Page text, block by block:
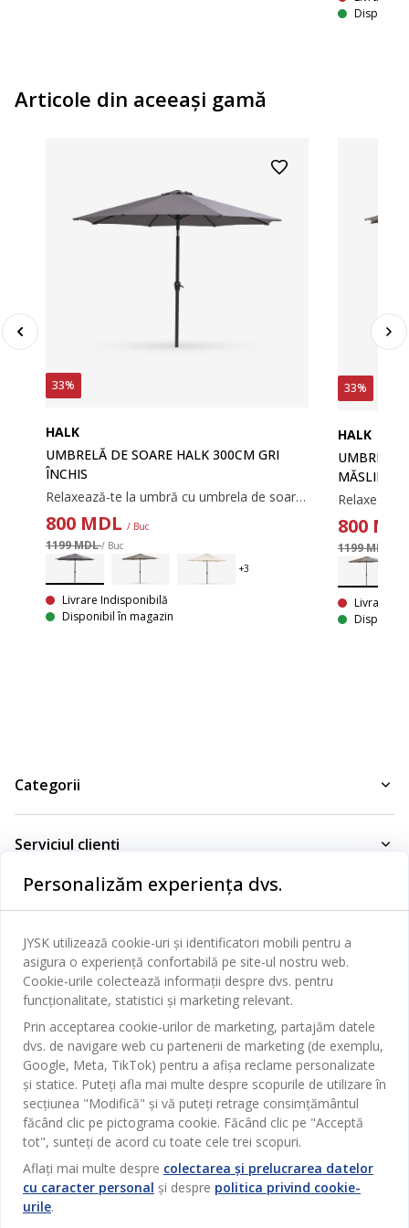
Disponibil
Articole din aceeaşi gamă
33%
HALK
UMBRELĂ DE SOARE HALK 300CM GRI
ÎNCHIS
Relaxează-te la umbră cu umbrela de soare HALK. Dispunând de funcție de înclinare, manivelă, calotă impermeabilă, această umbrelă de soare gri este potrivită pentru aproape orice spațiu exterior. Ø300x247 cm
800 MDL/ Buc
1199 MDL/ Buc
Livrare Indisponibilă
Disponibil în magazin
33%
HALK
UMBRELĂ
MĂSLIN.
800
1199 MDL
Livrare
Disponibil
Categorii
Birou
Bucătărie
Depozitare
Perdele
Grădină
Pentru casă
Outlet
Campanie
Produse noi
Serviciul clienți
Contact Relații Clienți
Magazine și program
Broșură
Termeni si conditii vânzări online
Garanția Produselor
Politica de confidentialitate
Card cadou
Beneficii pentru clienți
Livrare
Despre JYSK
JYSK.com
Presă
Locuri de muncă
Newsletter
Inspirație
JYSK BUSINESS TO BUSINESS
Link-uri utile
Sustenabilitate
SEDIU CENTRAL
TAROL-DD S.R.L. str. Jubiliara, 41A mun. Chișinău, Republica
Moldova
JYSK BUSINESS TO BUSINESS
Vânzări și relații clienți persoane juridice
Telefon: 060 531 531
E-mail: jysk@jysk.md
JYSK RELAȚII CLIENȚI
Contact Relații Clienți
Telefon: 022 022 030
E-mail: support@jysk.md
Urmărește Jysk
Personalizăm experiența dvs.
JYSK utilizează cookie-uri și identificatori mobili pentru a
asigura o experiență confortabilă pe site-ul nostru web.
Cookie-urile colectează informații despre dvs. pentru
funcționalitate, statistici și marketing relevant.
Prin acceptarea cookie-urilor de marketing, partajăm datele
dvs. de navigare web cu partenerii de marketing (de exemplu,
Google, Meta, TikTok) pentru a afișa reclame personalizate
și statice. Puteți afla mai multe despre scopurile de utilizare în
secțiunea "Modifică" și vă puteți retrage consimțământul
făcând clic pe pictograma cookie. Făcând clic pe "Acceptă
tot", sunteți de acord cu toate cele trei scopuri.
Aflați mai multe despre colectarea și prelucrarea datelor
cu caracter personal și despre politica privind cookie-
urile.